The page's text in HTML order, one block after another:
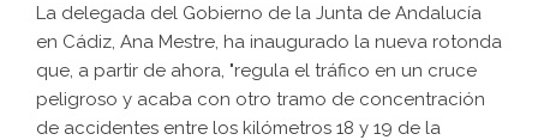
La delegada del Gobierno de la Junta de Andalucía
en Cádiz, Ana Mestre, ha inaugurado la nueva rotonda
que, a partir de ahora, "regula el tráfico en un cruce
peligroso y acaba con otro tramo de concentración
de accidentes entre los kilómetros 18 y 19 de la